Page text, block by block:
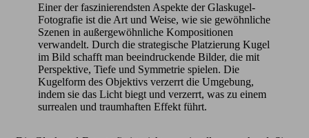
Einer der faszinierendsten Aspekte der Glaskugel-
Fotografie ist die Art und Weise, wie sie gewöhnliche
Szenen in außergewöhnliche Kompositionen
verwandelt. Durch die strategische Platzierung Kugel
im Bild schafft man beeindruckende Bilder, die mit
Perspektive, Tiefe und Symmetrie spielen. Die
Kugelform des Objektivs verzerrt die Umgebung,
indem sie das Licht biegt und verzerrt, was zu einem
surrealen und traumhaften Effekt führt.